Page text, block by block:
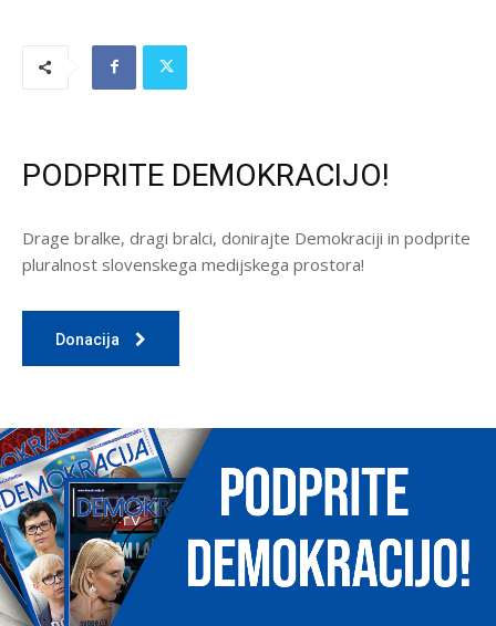
PODPRITE DEMOKRACIJO!
Drage bralke, dragi bralci, donirajte Demokraciji in podprite
pluralnost slovenskega medijskega prostora!
Donacija